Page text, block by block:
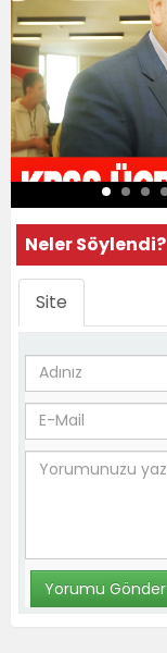
Neler Söylendi?
Site